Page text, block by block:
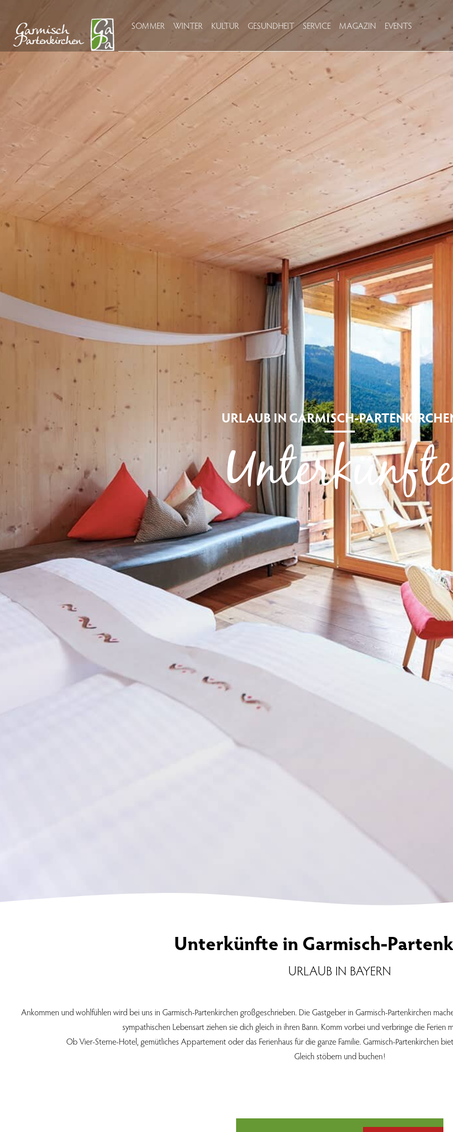
SOMMER WINTER KULTUR GESUNDHEIT SERVICE MAGAZIN EVENTS
URLAUB IN GARMISCH-
Unterkünfte
Unterkünfte in Garmisch-
URLAUB IN BAYERN
Ankommen und wohlfühlen wird bei uns in Garmisch-Partenkirchen großgeschrieben. Die Gastgeber in Garmisch-Partenkirchen
sympathischen Lebensart ziehen sie dich gleich in ihren Bann. Komm vorbei und verbringe die Ferien
Ob Vier-Sterne-Hotel, gemütliches Appartement oder das Ferienhaus für die ganze Familie. Garmisch-Partenkirchen
Gleich stöbern und buchen!